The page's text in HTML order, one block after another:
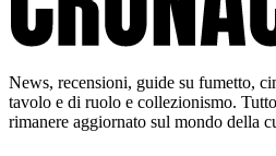
News, recensioni, guide su fumetto,
tavolo e di ruolo e collezionismo.
rimanere aggiornato sul mondo della